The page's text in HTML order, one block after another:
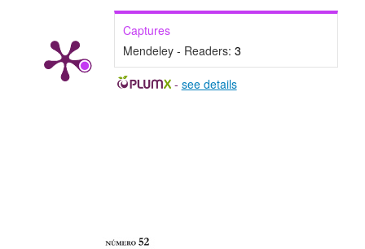
Captures
Mendeley - Readers: 3
- see details